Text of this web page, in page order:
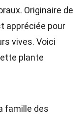
Originaire de
appréciée pour
vives. Voici
plante
famille des